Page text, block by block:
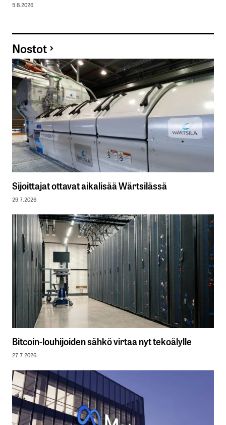
5.8.2026
Nostot
Sijoittajat ottavat aikalisää Wärtsilässä
29.7.2026
Bitcoin-louhijoiden sähkö virtaa nyt tekoälylle
27.7.2026